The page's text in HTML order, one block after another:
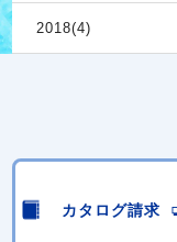
2018(4)
カタログ請求